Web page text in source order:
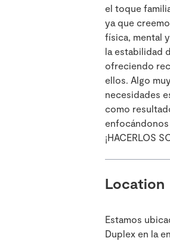
el toque
ya que
física, mental
la estabilidad
ofreciendo
ellos. Algo
necesidades
como
¡HACERLOS
Location
Estamos
Duplex en la